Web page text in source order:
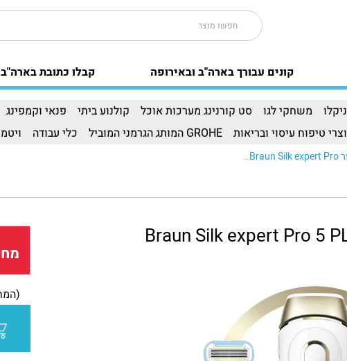
קבלו כתובת בארה"ב קונים עבורך בארה"ב ובאירופה
משחקי לגו סט קורנינג מערכות אוכל קולנוע ביתי פנאי וקמפינג
טיפוח עיסוי ובריאות GROHE המותג הגרמני המוביל כלי עבודה